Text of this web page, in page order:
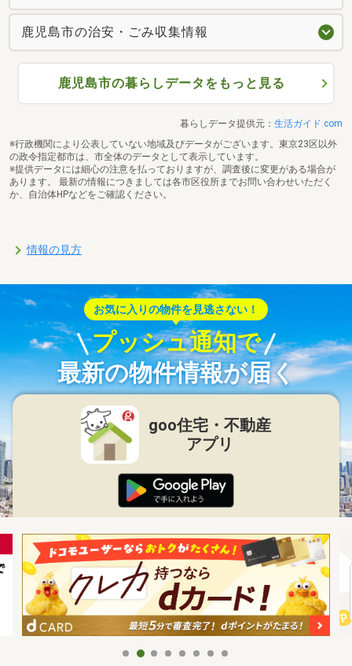
鹿児島市の治安・ごみ収集情報
鹿児島市の暮らしデータをもっと見る
暮らしデータ提供元： 生活ガイド.com
※行政機関により公表していない地域及びデータがございます。東京23区以外
の政令指定都市は、市全体のデータとして表示しています。
※提供データには細心の注意を払っておりますが、調査後に変更がある場合が
あります。 最新の情報につきましては各市区役所までお問い合わせいただく
か、自治体HPなどをご確認ください。
情報の見方
お気に入りの物件を見逃さない！
プッシュ通知で
最新の物件情報が届く
goo住宅・不動産
アプリ